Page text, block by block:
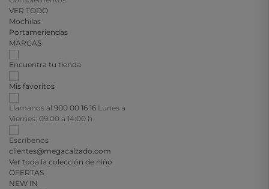
VER TODO
Mochilas
Portameriendas
MARCAS
Encuentra tu tienda
Mis favoritos
Llamanos al 900 00 16 16 Lunes a
Viernes: 09:00 a 14:00 h
Escríbenos
clientes@megacalzado.com
Ver toda la colección de niño
OFERTAS
NEW IN